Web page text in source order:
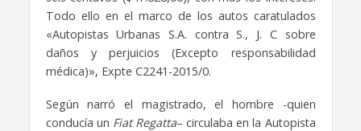
Todo ello en el marco de los autos caratulados
«Autopistas Urbanas S.A. contra S., J. C sobre
daños y perjuicios (Excepto responsabilidad
médica)», Expte C2241-2015/0.
Según narró el magistrado, el hombre -quien
conducía un Fiat Regatta– circulaba en la Autopista